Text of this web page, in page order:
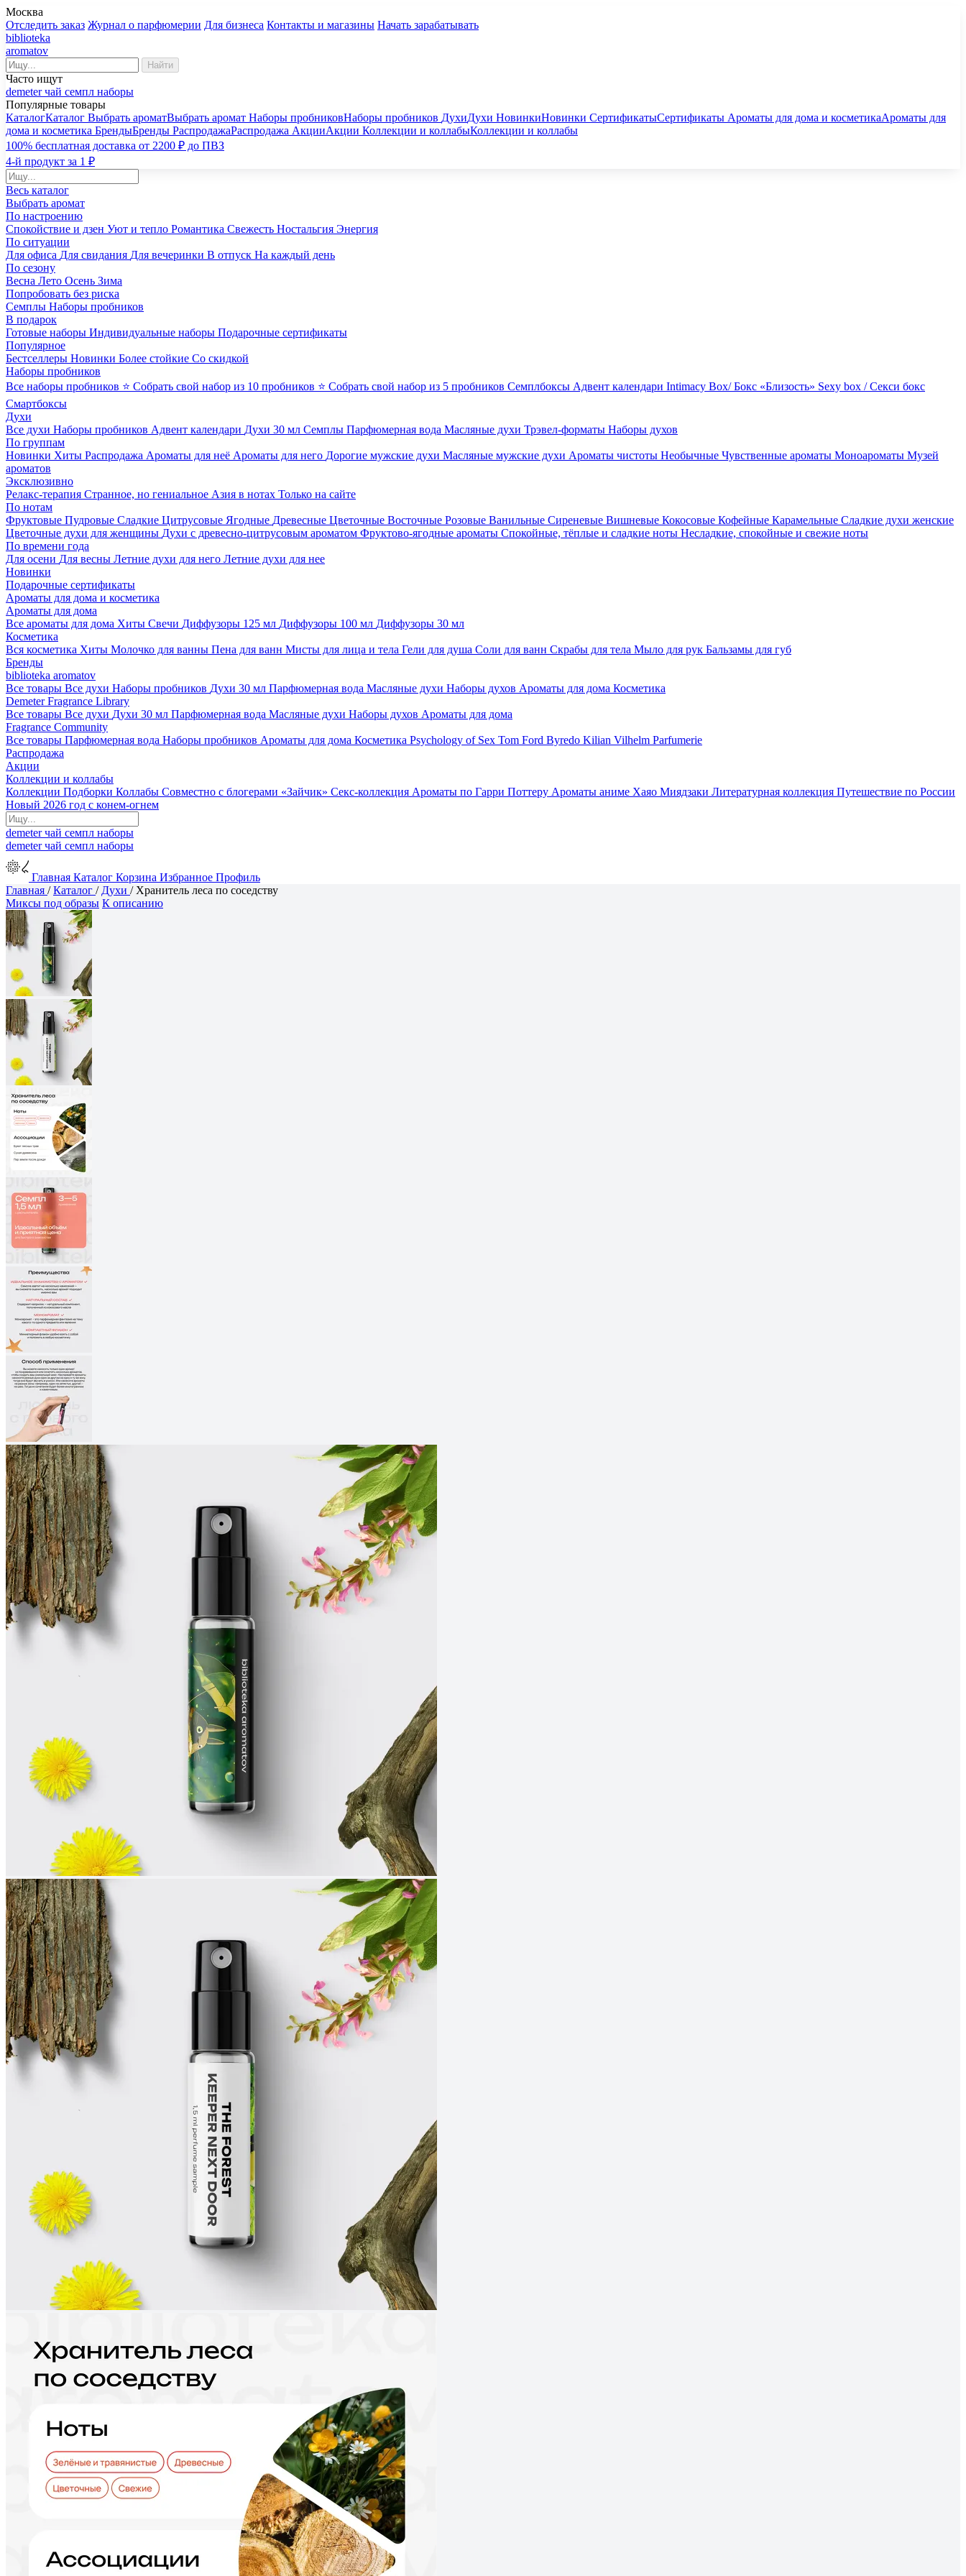
Москва
Отследить заказ Журнал о парфюмерии Для бизнеса Контакты и магазины Начать зарабатывать
biblioteka
aromatov
Найти
Часто ищут
demeterчай семпл наборы
Популярные товары
КаталогКаталог Выбрать ароматВыбрать аромат Наборы пробниковНаборы пробников ДухиДухи НовинкиНовинки СертификатыСертификаты Ароматы для дома и косметикаАроматы для
дома и косметика БрендыБренды РаспродажаРаспродажа АкцииАкции Коллекции и коллабыКоллекции и коллабы
100% бесплатная доставка от 2200 ₽ до ПВЗ
4-й продукт за 1 ₽
Весь каталог
Выбрать аромат
По настроению
Спокойствие и дзен Уют и тепло Романтика Свежесть Ностальгия Энергия
По ситуации
Для офиса Для свидания Для вечеринки В отпуск На каждый день
По сезону
Весна Лето Осень Зима
Попробовать без риска
Семплы Наборы пробников
В подарок
Готовые наборы Индивидуальные наборы Подарочные сертификаты
Популярное
Бестселлеры Новинки Более стойкие Со скидкой
Наборы пробников
Все наборы пробников ⭐ Собрать свой набор из 10 пробников ⭐ Собрать свой набор из 5 пробников Семплбоксы Адвент календари Intimacy Box/ Бокс «Близость» Sexy box / Секси бокс
Смартбоксы
Духи
Все духи Наборы пробников Адвент календари Духи 30 мл Семплы Парфюмерная вода Масляные духи Трэвел-форматы Наборы духов
По группам
Новинки Хиты Распродажа Ароматы для неё Ароматы для него Дорогие мужские духи Масляные мужские духи Ароматы чистоты Необычные Чувственные ароматы Моноароматы Музей
ароматов
Эксклюзивно
Релакс-терапия Странное, но гениальное Азия в нотах Только на сайте
По нотам
Фруктовые Пудровые Сладкие Цитрусовые Ягодные Древесные Цветочные Восточные Розовые Ванильные Сиреневые Вишневые Кокосовые Кофейные Карамельные Сладкие духи женские
Цветочные духи для женщины Духи с древесно-цитрусовым ароматом Фруктово-ягодные ароматы Спокойные, тёплые и сладкие ноты Несладкие, спокойные и свежие ноты
По времени года
Для осени Для весны Летние духи для него Летние духи для нее
Новинки
Подарочные сертификаты
Ароматы для дома и косметика
Ароматы для дома
Все ароматы для дома Хиты Свечи Диффузоры 125 мл Диффузоры 100 мл Диффузоры 30 мл
Косметика
Вся косметика Хиты Молочко для ванны Пена для ванн Мисты для лица и тела Гели для душа Соли для ванн Скрабы для тела Мыло для рук Бальзамы для губ
Бренды
biblioteka aromatov
Все товары Все духи Наборы пробников Духи 30 мл Парфюмерная вода Масляные духи Наборы духов Ароматы для дома Косметика
Demeter Fragrance Library
Все товары Все духи Духи 30 мл Парфюмерная вода Масляные духи Наборы духов Ароматы для дома
Fragrance Community
Все товары Парфюмерная вода Наборы пробников Ароматы для дома Косметика Psychology of Sex Tom Ford Byredo Kilian Vilhelm Parfumerie
Распродажа
Акции
Коллекции и коллабы
Коллекции Подборки Коллабы Совместно с блогерами «Зайчик» Секс-коллекция Ароматы по Гарри Поттеру Ароматы аниме Хаяо Миядзаки Литературная коллекция Путешествие по России
Новый 2026 год с конем-огнем
demeterчай семпл наборы
demeterчай семпл наборы
Главная Каталог Корзина Избранное Профиль
Главная /Каталог / Духи / Хранитель леса по соседству
Миксы под образы К описанию